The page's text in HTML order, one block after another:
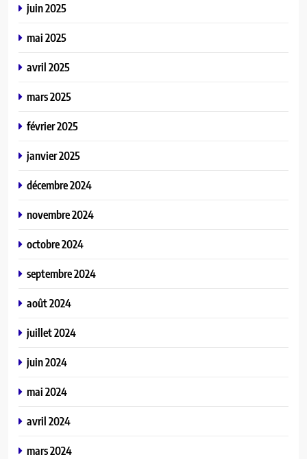
juin 2025
mai 2025
avril 2025
mars 2025
février 2025
janvier 2025
décembre 2024
novembre 2024
octobre 2024
septembre 2024
août 2024
juillet 2024
juin 2024
mai 2024
avril 2024
mars 2024